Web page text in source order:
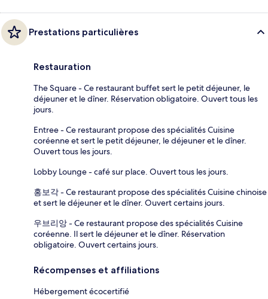
Prestations particulières
Restauration
The Square - Ce restaurant buffet sert le petit déjeuner, le
déjeuner et le dîner. Réservation obligatoire. Ouvert tous les
jours.
Entree - Ce restaurant propose des spécialités Cuisine
coréenne et sert le petit déjeuner, le déjeuner et le dîner.
Ouvert tous les jours.
Lobby Lounge - café sur place. Ouvert tous les jours.
홍보각 - Ce restaurant propose des spécialités Cuisine chinoise
et sert le déjeuner et le dîner. Ouvert certains jours.
우브리앙 - Ce restaurant propose des spécialités Cuisine
coréenne. Il sert le déjeuner et le dîner. Réservation
obligatoire. Ouvert certains jours.
Récompenses et affiliations
Hébergement écocertifié